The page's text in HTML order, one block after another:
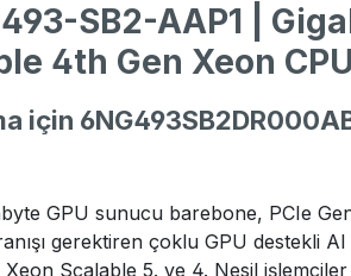
SB2-AAP1 |
4th Gen Xeon
için
GPU sunucu barebone, PCIe
gerektiren çoklu GPU destekli AI
Scalable 5. ve 4. Nesil